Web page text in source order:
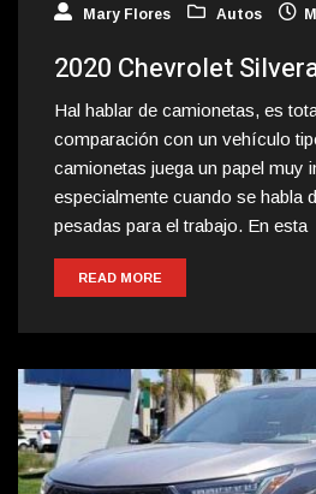
Mary Flores Autos
2020 Chevrolet
Hal hablar de camionetas, es
comparación con un vehículo
camionetas juega un papel muy
especialmente cuando se habla
pesadas para el trabajo. En esta
READ MORE